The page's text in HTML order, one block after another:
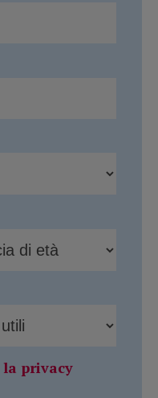
la privacy